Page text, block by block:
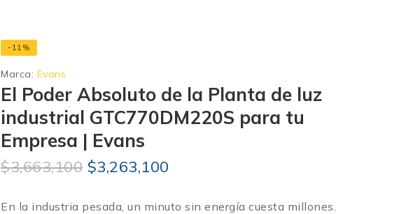
-11%
Marca: Evans
El Poder Absoluto de la Planta de luz
industrial GTC770DM220S para tu
Empresa | Evans
$3,663,100 $3,263,100
En la industria pesada, un minuto sin energía cuesta millones.